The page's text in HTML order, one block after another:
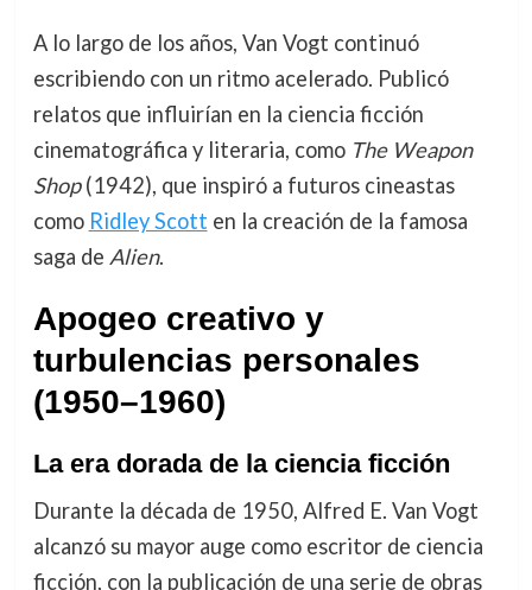
A lo largo de los años, Van Vogt continuó
escribiendo con un ritmo acelerado. Publicó
relatos que influirían en la ciencia ficción
cinematográfica y literaria, como The Weapon
Shop(1942), que inspiró a futuros cineastas
como Ridley Scott en la creación de la famosa
saga de Alien.
Apogeo creativo y
turbulencias personales
(1950–1960)
La era dorada de la ciencia ficción
Durante la década de 1950, Alfred E. Van Vogt
alcanzó su mayor auge como escritor de ciencia
ficción, con la publicación de una serie de obras